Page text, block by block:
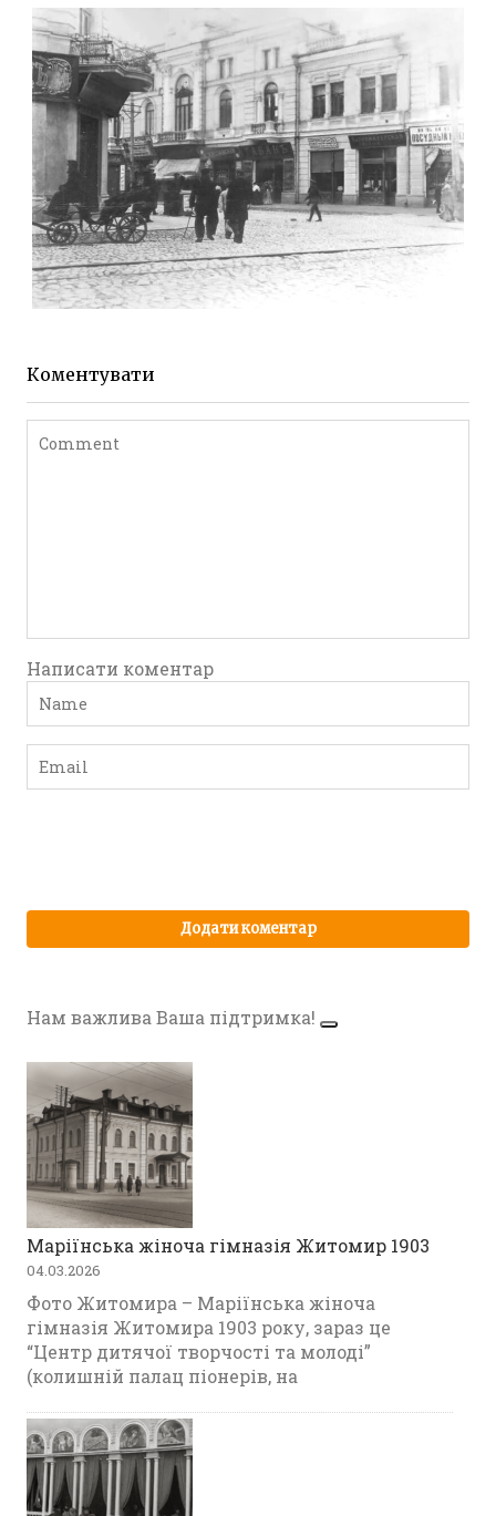
Фото Житомира період
до 1917 року
Leave a comment
ЖИТОМИР МИХАЙЛІВСЬКА 1903 РОКУ
Коментувати
Написати коментар
Нам важлива Ваша підтримка!
Маріїнська жіноча гімназія Житомир 1903
04.03.2026
Фото Житомира – Маріїнська жіноча
гімназія Житомира 1903 року, зараз це
“Центр дитячої творчості та молоді”
(колишній палац піонерів, на